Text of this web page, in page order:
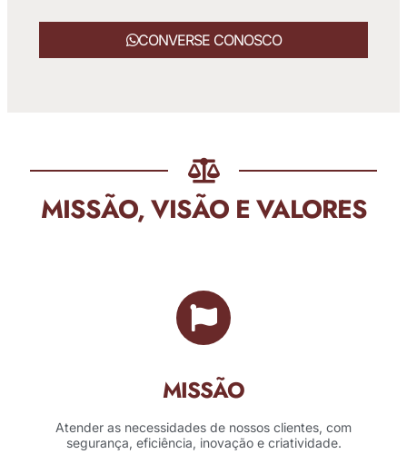
CONVERSE CONOSCO
MISSÃO, VISÃO E VALORES
MISSÃO
Atender as necessidades de nossos clientes, com
segurança, eficiência, inovação e criatividade.